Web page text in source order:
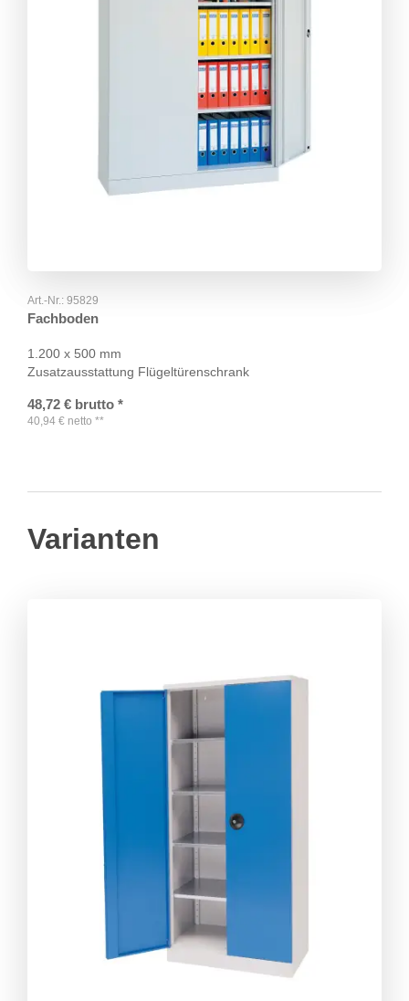
Art.-Nr.: 95829
Fachboden
1.200 x 500 mm
Zusatzausstattung Flügeltürenschrank
48,72 € brutto *
40,94 € netto **
Varianten